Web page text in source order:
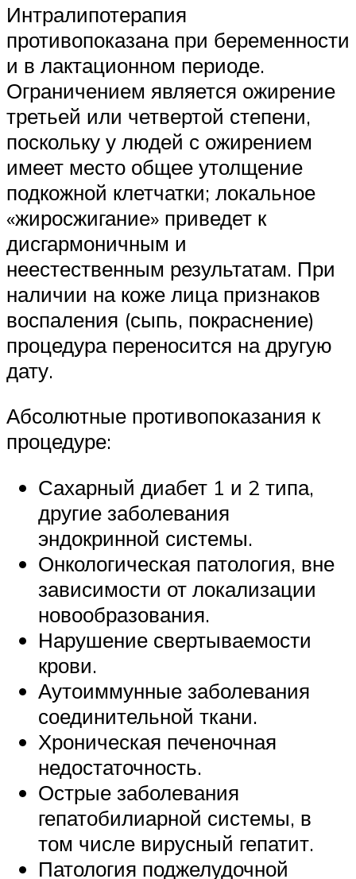
Интралипотерапия
противопоказана при беременности
и в лактационном периоде.
Ограничением является ожирение
третьей или четвертой степени,
поскольку у людей с ожирением
имеет место общее утолщение
подкожной клетчатки; локальное
«жиросжигание» приведет к
дисгармоничным и
неестественным результатам. При
наличии на коже лица признаков
воспаления (сыпь, покраснение)
процедура переносится на другую
дату.
Абсолютные противопоказания к
процедуре:
Сахарный диабет 1 и 2 типа,
другие заболевания
эндокринной системы.
Онкологическая патология, вне
зависимости от локализации
новообразования.
Нарушение свертываемости
крови.
Аутоиммунные заболевания
соединительной ткани.
Хроническая печеночная
недостаточность.
Острые заболевания
гепатобилиарной системы, в
том числе вирусный гепатит.
Патология поджелудочной